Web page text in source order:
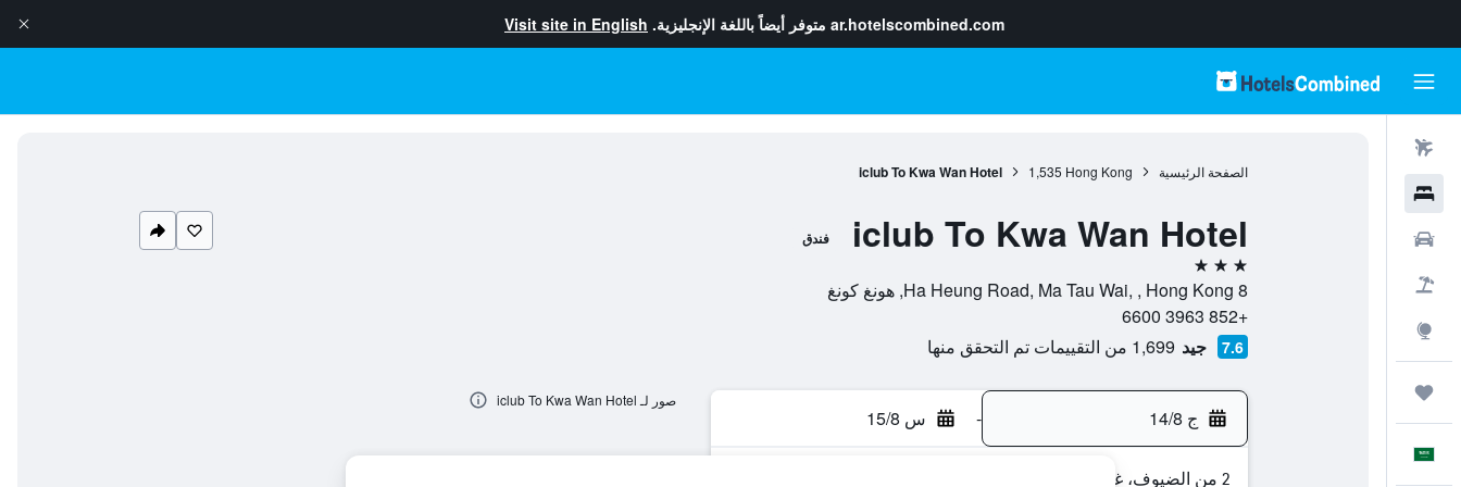
ar.hotelscombined.com متوفر أيضاً باللغة الإنجليزية. Visit site in English
الصفحة الرئيسية Hong Kong
1,535
iclub To Kwa Wan Hotel
iclub To Kwa Wan Hotel فندق
3 نجوم
8 Ha Heung Road, Ma Tau Wai, , Hong Kong, هونغ كونغ
+852 3963 6600
7.6 جيد 1,699 من التقييمات تم التحقق منها
ج 14/8 - س 15/8
2 من الضيوف، غرفة واحدة
صور لـ iclub To Kwa Wan Hotel